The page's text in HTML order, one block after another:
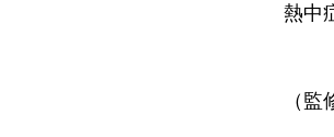
熱中
（